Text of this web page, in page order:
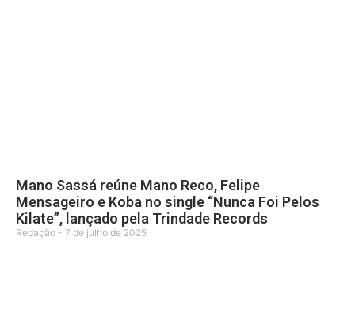
Mano Sassá reúne Mano Reco, Felipe
Mensageiro e Koba no single “Nunca Foi Pelos
Kilate”, lançado pela Trindade Records
Redação 7 de julho de 2025